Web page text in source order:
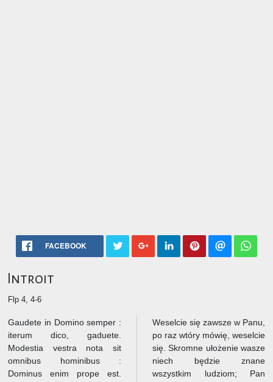
FACEBOOK
Introit
Flp 4, 4-6
Gaudete in Domino semper :
iterum dico, gaduete.
Modestia vestra nota sit
omnibus hominibus :
Dominus enim prope est.
Weselcie się zawsze w Panu,
po raz wtóry mówię, weselcie
się. Skromne ułożenie wasze
niech będzie znane
wszystkim ludziom; Pan